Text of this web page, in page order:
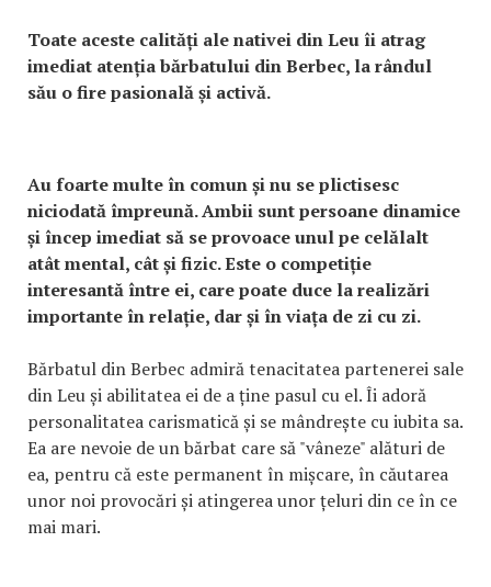
Toate aceste calități ale nativei din Leu îi atrag
imediat atenția bărbatului din Berbec, la rândul
său o fire pasională și activă.
Au foarte multe în comun și nu se plictisesc
niciodată împreună. Ambii sunt persoane dinamice
și încep imediat să se provoace unul pe celălalt
atât mental, cât și fizic. Este o competiție
interesantă între ei, care poate duce la realizări
importante în relație, dar și în viața de zi cu zi.
Bărbatul din Berbec admiră tenacitatea partenerei sale
din Leu și abilitatea ei de a ține pasul cu el. Îi adoră
personalitatea carismatică și se mândrește cu iubita sa.
Ea are nevoie de un bărbat care să "vâneze" alături de
ea, pentru că este permanent în mișcare, în căutarea
unor noi provocări și atingerea unor țeluri din ce în ce
mai mari.